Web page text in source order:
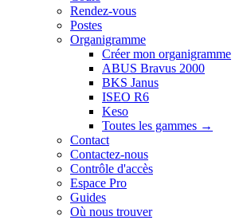
Rendez-vous
Postes
Organigramme
Créer mon organigramme
ABUS Bravus 2000
BKS Janus
ISEO R6
Keso
Toutes les gammes →
Contact
Contactez-nous
Contrôle d'accès
Espace Pro
Guides
Où nous trouver